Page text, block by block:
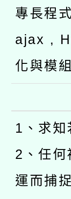
專長程
ajax ,
化與模
1、求知
2、任何
運而捕